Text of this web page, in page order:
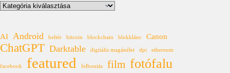
Kategóriák
AI Android beltér bitcoin blockchain blokklánc Canon
ChatGPT Darktable digitális magánélet dpi ethereum
facebook featured felbontás film fotófalu